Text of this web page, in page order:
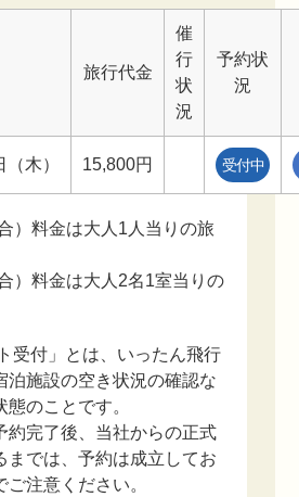
旅行代金
催
行
状
況
予約状
況
木） 15,800円 受付中
）料金は大人1人当りの旅
）料金は大人2名1室当りの
受付」とは、いったん飛行
泊施設の空き状況の確認な
態のことです。
約完了後、当社からの正式
までは、予約は成立してお
ご注意ください。